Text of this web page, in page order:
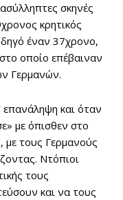
σκηνές
κρητικός
έναν 37χρονο,
οποίο επέβαιναν
Γερμανών.
επανάληψη και όταν
με όπισθεν στο
με τους Γερμανούς
Ντόπιοι
τους
και να τους